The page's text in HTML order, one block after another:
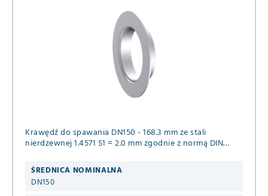
Krawędź do spawania DN150 - 168.3 mm ze stali
nierdzewnej 1.4571 S1 = 2.0 mm zgodnie z normą DIN
ŚREDNICA NOMINALNA
DN150